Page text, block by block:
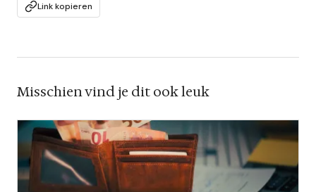
Link kopieren
Misschien vind je dit ook leuk